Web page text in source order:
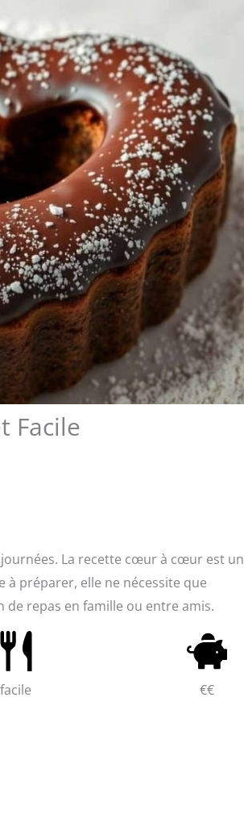
Facile
La recette cœur à cœur est un
à préparer, elle ne nécessite que
repas en famille ou entre amis.
facile €€